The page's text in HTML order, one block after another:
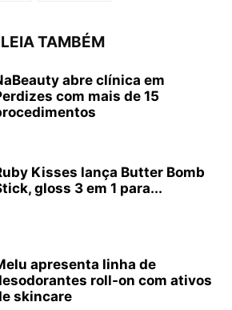
LEIA TAMBÉM
abre clínica em
com mais de 15
Kisses lança Butter Bomb
gloss 3 em 1 para...
apresenta linha de
roll-on com ativos
skincare